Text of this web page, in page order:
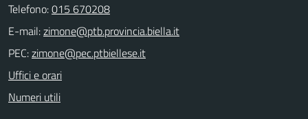
Telefono:015 670208
E-mail:
PEC:
Uffici e orari
Numeri utili